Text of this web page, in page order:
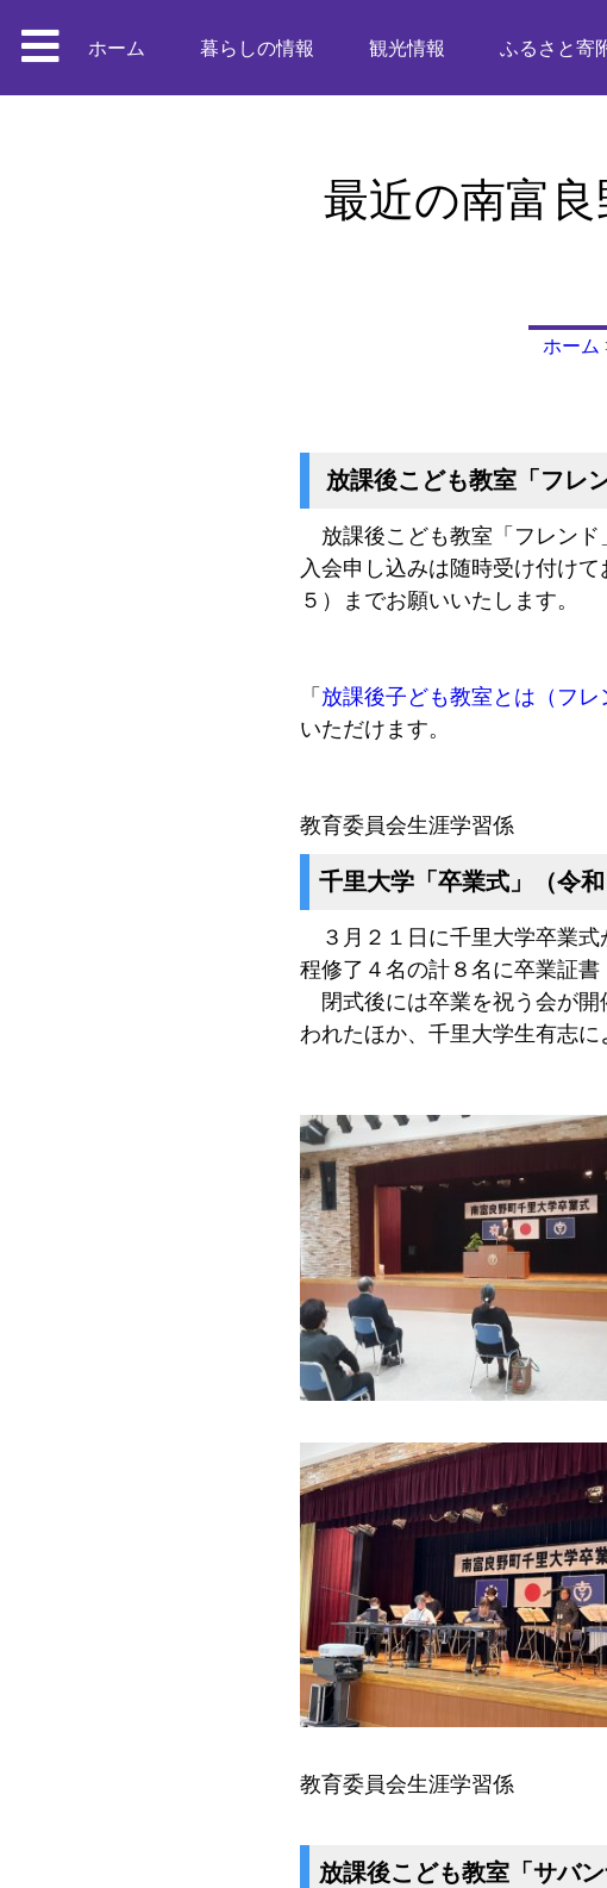
ホーム 暮らしの情報 観光情報 ふるさと寄
最近の南富
ホーム
放課後こども教室「フレ
放課後こども教室「フレンド
入会申し込みは随時受け付け
５）までお願いいたします。
「 放課後子ども教室とは（フレ
いただけます。
教育委員会生涯学習係
千里大学「卒業式」（令和
３月２１日に千里大学卒業式
程修了４名の計８名に卒業証書
閉式後には卒業を祝う会が開
われたほか、千里大学生有志に
教育委員会生涯学習係
放課後こども教室「サバ